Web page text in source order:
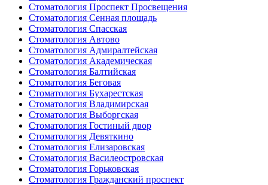
Стоматология Проспект Просвещения
Стоматология Сенная площадь
Стоматология Спасская
Стоматология Автово
Стоматология Адмиралтейская
Стоматология Академическая
Стоматология Балтийская
Стоматология Беговая
Стоматология Бухарестская
Стоматология Владимирская
Стоматология Выборгская
Стоматология Гостиный двор
Стоматология Девяткино
Стоматология Елизаровская
Стоматология Василеостровская
Стоматология Горьковская
Стоматология Гражданский проспект